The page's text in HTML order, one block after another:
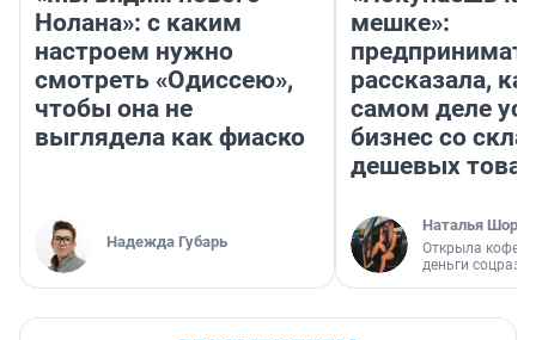
Нолана»: с каким
настроем нужно
смотреть «Одиссею»,
чтобы она не
выглядела как фиаско
Надежда Губарь
мешке»:
рассказала,
самом деле
бизнес со
дешевых
Наталья
Открыла
деньги